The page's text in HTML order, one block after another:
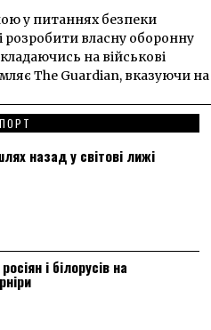
у питаннях безпеки
розробити власну оборонну
на військові
The Guardian, вказуючи на
назад у світові лижі
і білорусів на